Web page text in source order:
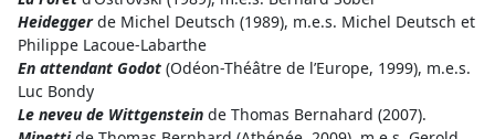
Heideggerde Michel Deutsch (1989), m.e.s. Michel Deutsch et
Philippe Lacoue-Labarthe
En attendant Godot (Odéon-Théâtre de l’Europe, 1999), m.e.s.
Luc Bondy
Le neveu de Wittgenstein de Thomas Bernahard (2007).